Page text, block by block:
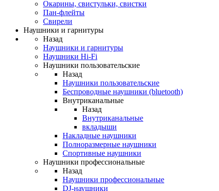
Окарины, свистульки, свистки
Пан-флейты
Свирели
Наушники и гарнитуры
Назад
Наушники и гарнитуры
Наушники Hi-Fi
Наушники пользовательские
Назад
Наушники пользовательские
Беспроводные наушники (bluetooth)
Внутриканальные
Назад
Внутриканальные
вкладыши
Накладные наушники
Полноразмерные наушники
Спортивные наушники
Наушники профессиональные
Назад
Наушники профессиональные
DJ-наушники